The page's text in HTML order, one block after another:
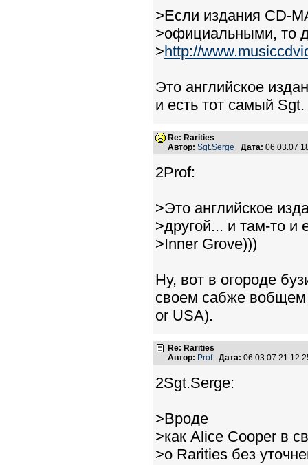
>Если издания CD-
>официальными, то
>http://
Это английское
и есть тот самый
Re: Rarities
Автор: Sgt.Serge Дата: 06.03.07
2Prof:
>Это английское
>другой... и там-то и
>Inner Grove)))
Ну, вот в огороде
своем сабже вобщем
or USA).
Re: Rarities
Автор: Prof Дата: 06.03.07
2Sgt.Serge:
>Вроде
>как Alice Cooper в
>о Rarities без